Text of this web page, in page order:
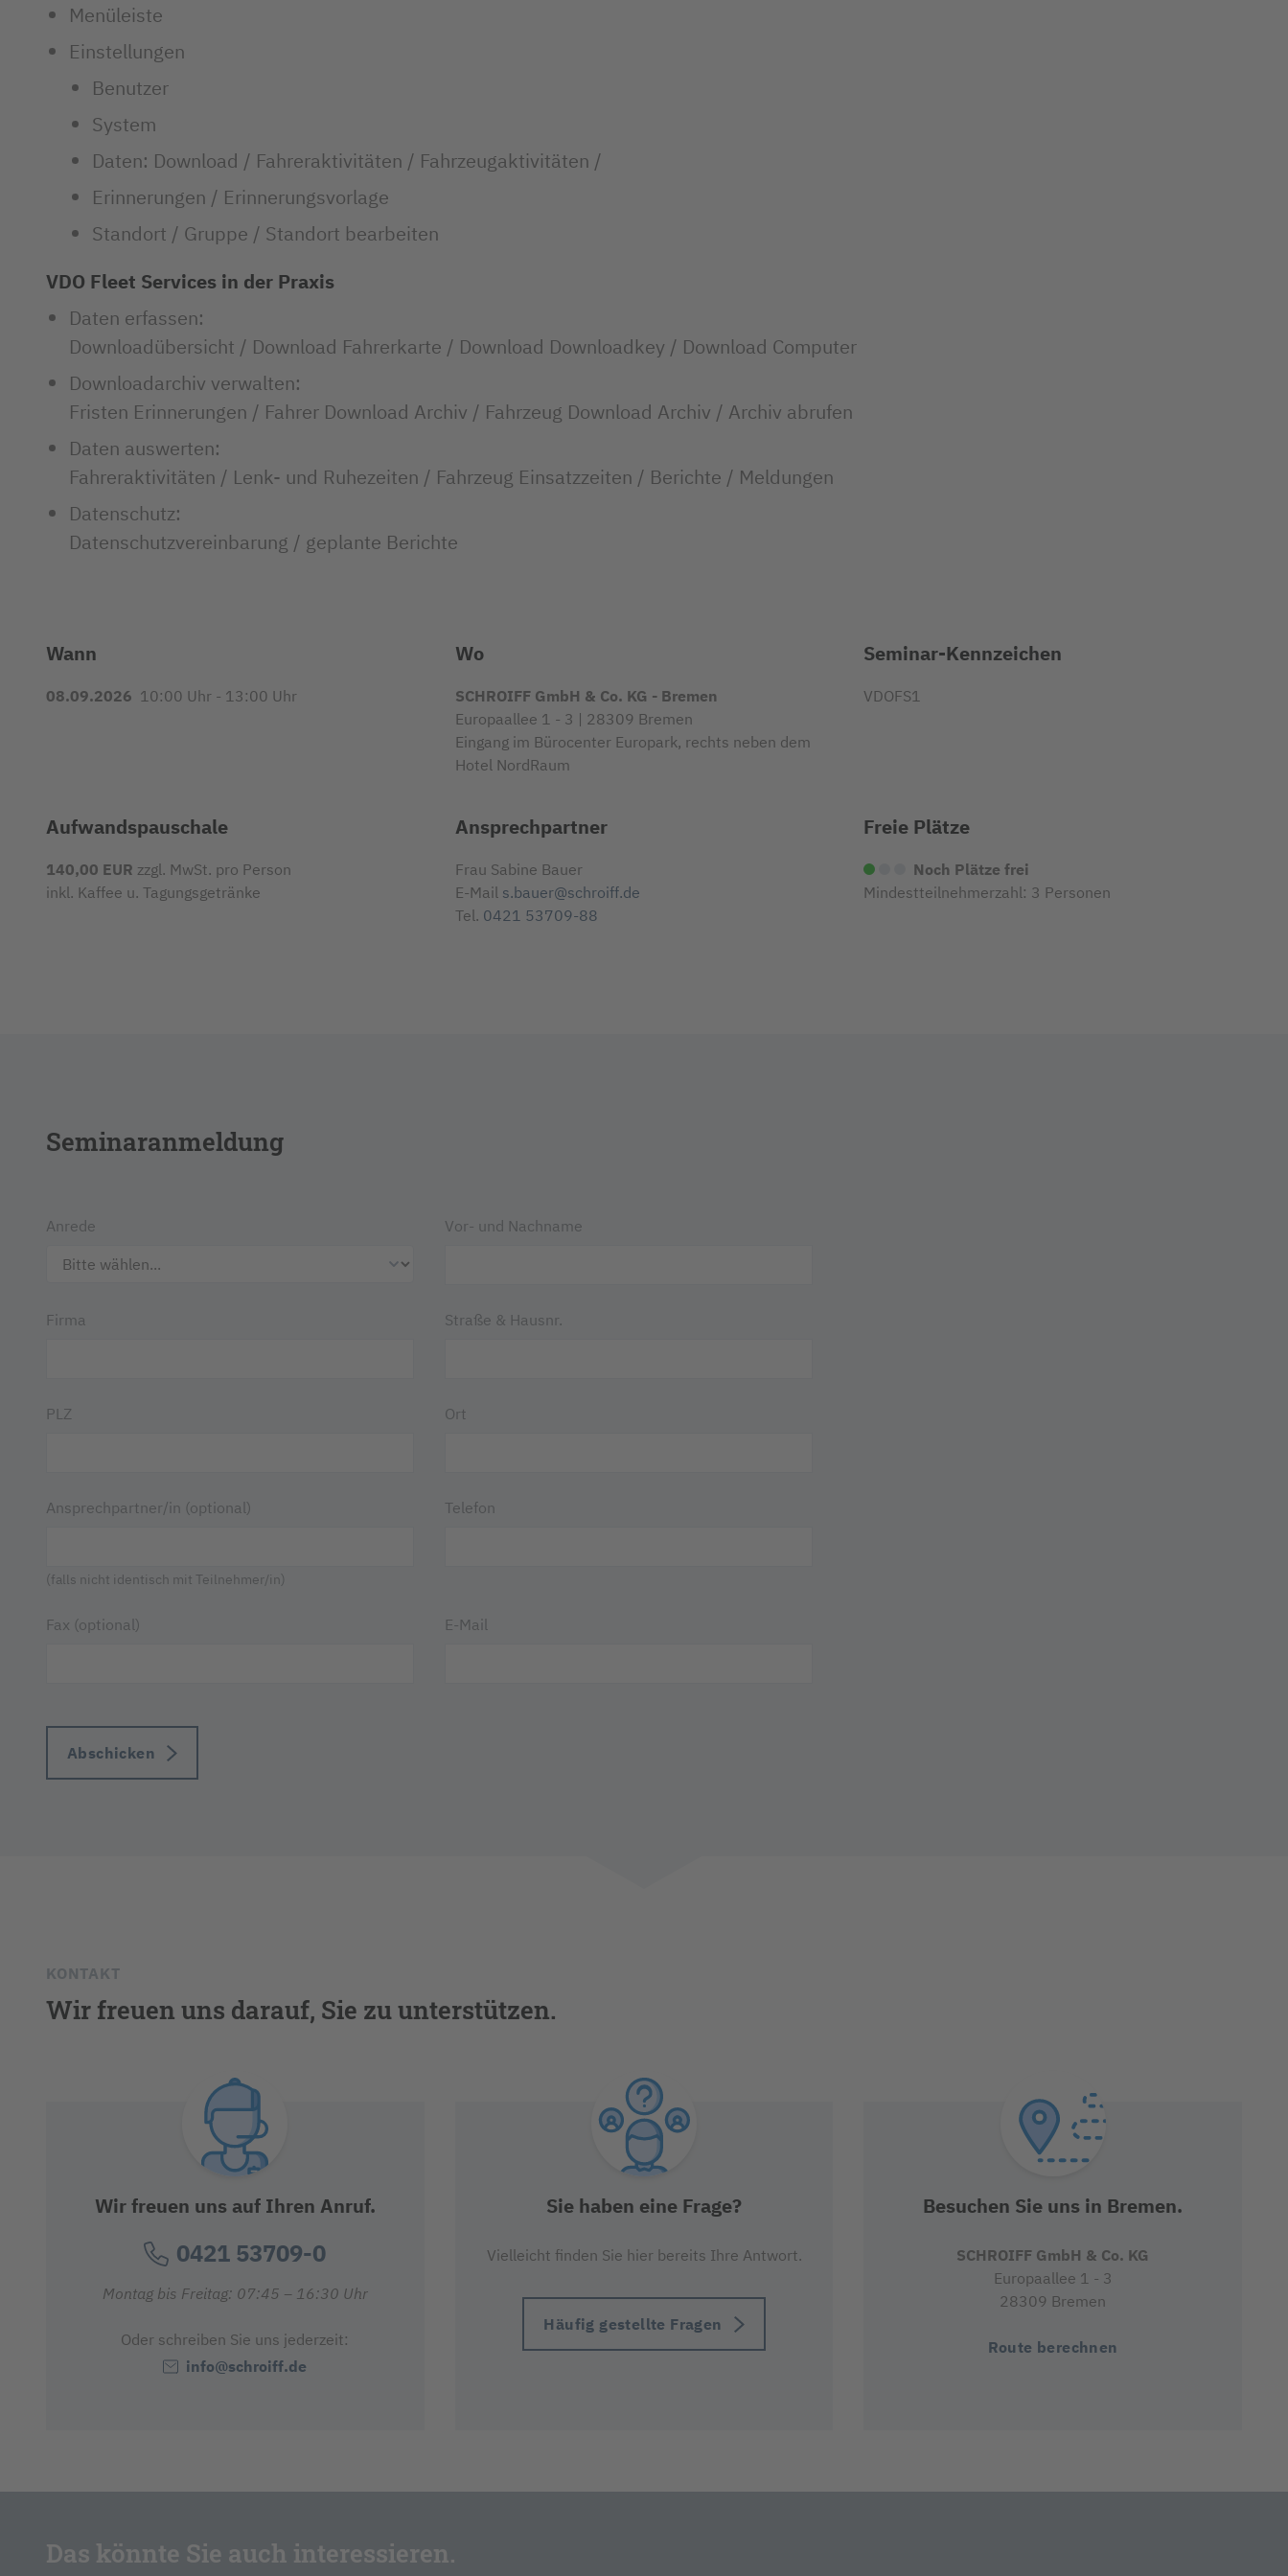
Menüleiste
Einstellungen
Benutzer
System
Daten: Download / Fahreraktivitäten / Fahrzeugaktivitäten /
Erinnerungen / Erinnerungsvorlage
Standort / Gruppe / Standort bearbeiten
VDO Fleet Services in der Praxis
Daten erfassen:
Downloadübersicht / Download Fahrerkarte / Download Downloadkey / Download Computer
Downloadarchiv verwalten:
Fristen Erinnerungen / Fahrer Download Archiv / Fahrzeug Download Archiv / Archiv abrufen
Daten auswerten:
Fahreraktivitäten / Lenk- und Ruhezeiten / Fahrzeug Einsatzzeiten / Berichte / Meldungen
Datenschutz:
Datenschutzvereinbarung / geplante Berichte
Wann
08.09.2026 10:00 Uhr - 13:00 Uhr
Wo
SCHROIFF GmbH & Co. KG - Bremen
Europaallee 1 - 3 | 28309 Bremen
Eingang im Bürocenter Europark, rechts neben dem
Hotel NordRaum
Seminar-Kennzeichen
VDOFS1
Aufwandspauschale
140,00 EUR zzgl. MwSt. pro Person
inkl. Kaffee u. Tagungsgetränke
Ansprechpartner
Frau Sabine Bauer
E-Mail s.bauer@schroiff.de
Tel. 0421 53709-88
Freie Plätze
Noch Plätze frei
Mindestteilnehmerzahl: 3 Personen
Seminaranmeldung
Anrede Vor- und Nachname
Firma Straße & Hausnr.
PLZ Ort
Ansprechpartner/in (optional)
(falls nicht identisch mit Teilnehmer/in)
Telefon
Fax (optional) E-Mail
Abschicken
KONTAKT
Wir freuen uns darauf, Sie zu unterstützen.
Wir freuen uns auf Ihren Anruf.
0421 53709-0
Montag bis Freitag: 07:45 – 16:30 Uhr
Oder schreiben Sie uns jederzeit:
info@schroiff.de
Sie haben eine Frage?
Vielleicht finden Sie hier bereits Ihre Antwort.
Häufig gestellte Fragen
Besuchen Sie uns in Bremen.
SCHROIFF GmbH & Co. KG
Europaallee 1 - 3
28309 Bremen
Route berechnen
Das könnte Sie auch interessieren.